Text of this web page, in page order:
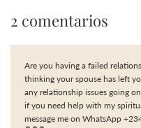
2 comentarios
Are you having a failed
thinking your spouse has left
any relationship issues going
if you need help with my
message me on WhatsApp